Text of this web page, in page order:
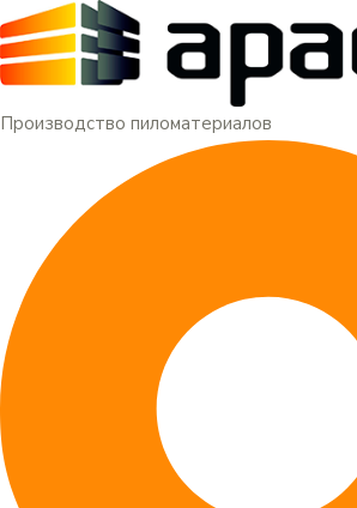
Производство пиломатериалов
Меню
Перейти
к
содержимому